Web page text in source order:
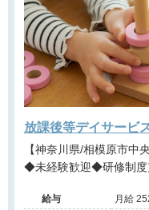
放課後等デイサービ
【神奈川県/相模原市中央区】 ◆駐車場無料◆マイ
◆未経験歓迎◆研修制
給与